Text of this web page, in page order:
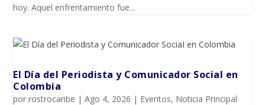
hoy. Aquel enfrentamiento fue...
El Día del Periodista y Comunicador SociaI en
Colombia
porrostrocaribe |Ago 4, 2026 | Eventos, Noticia Principal